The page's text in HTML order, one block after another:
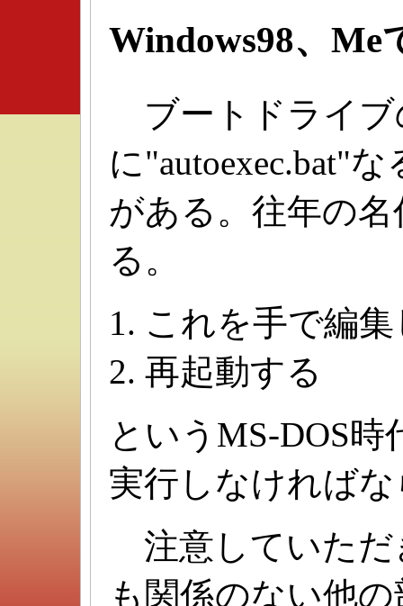
Windows98、Me
ブートドライブ
に"autoexec.bat"
がある。往年の名
る。
これを手で編
再起動する
というMS-DOS
実行しなければ
注意していただ
も関係のない他